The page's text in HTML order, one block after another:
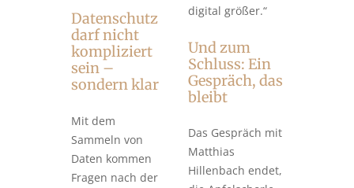
Datenschutz
darf nicht
kompliziert
sein –
sondern klar
Mit dem
Sammeln von
Daten kommen
Fragen nach der
digital größer.“
Und zum
Schluss: Ein
Gespräch, das
bleibt
Das Gespräch mit
Matthias
Hillenbach endet,